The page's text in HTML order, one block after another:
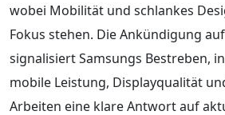
wobei Mobilität und schlankes
Fokus stehen. Die Ankündigung
signalisiert Samsungs Bestreben,
mobile Leistung, Displayqualität
Arbeiten eine klare Antwort auf